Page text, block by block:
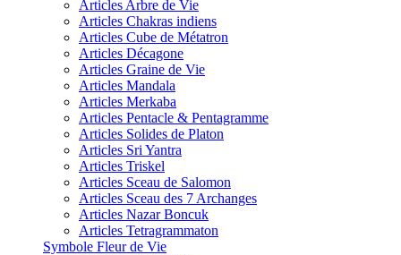
Articles Arbre de Vie
Articles Chakras indiens
Articles Cube de Métatron
Articles Décagone
Articles Graine de Vie
Articles Mandala
Articles Merkaba
Articles Pentacle & Pentagramme
Articles Solides de Platon
Articles Sri Yantra
Articles Triskel
Articles Sceau de Salomon
Articles Sceau des 7 Archanges
Articles Nazar Boncuk
Articles Tetragrammaton
Symbole Fleur de Vie